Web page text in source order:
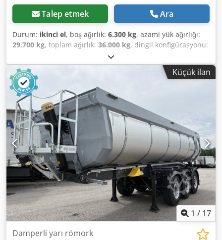
Talep etmek Ara
Durum: ikinci el, boş ağırlık: 6.300 kg, azami yük ağırlığı:
29.700 kg, toplam ağırlık: 36.000 kg, dingil konfigürasyonu:
, yükleme alanı uzunluğu:
mm, yükleme alanı hacmi:55 m³, süspansiyon:hava, lastik
boyutu:
, | KEMPF large
volume tipper 55 m³ | Rolling tarp, standing platform |
Jost axles with disc brakes | 1st axle liftable | Aluminium
body | Drop supports | 1x toolbox | Combination tailgate |
Day registration | Subject to errors, input mistakes, and
prior sale. Crjdpfozrgylex Amgef
Küçük ilan
1 / 17
Damperli yarı römork